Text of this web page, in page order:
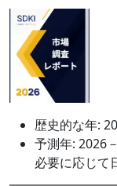
歴史的な年:
予測年: 2026
必要に応じて